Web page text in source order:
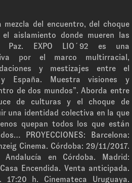
del encuentro, del choque
aislamiento donde mueren las
Paz. EXPO LIO´92 es una
por el marco multirracial,
y mestizajes entre el
y España. Muestra visiones y
de dos mundos”. Aborda entre
de culturas y el choque de
una identidad colectiva en la que
quepan todos los que están
PROYECCIONES: Barcelona:
Cinema. Córdoba: 29/11/2017.
en Córdoba. Madrid:
Encendida. Venta anticipada.
17:20 h. Cinemateca Uruguaya.